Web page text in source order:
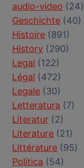
audio-video (24)
Geschichte (40)
Histoire (891)
History (290)
Legal (122)
Légal (472)
Legale (30)
Letteratura (7)
Literatur (2)
Literature (21)
Littérature (95)
Politica (54)